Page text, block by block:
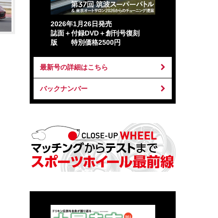
2026年1月26日発売
誌面＋付録DVD＋創刊号復刻
版 特別価格2500円
最新号の詳細はこちら
バックナンバー